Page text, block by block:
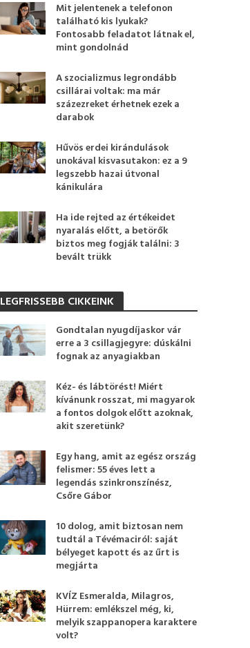
Mit jelentenek a telefonon
található kis lyukak?
Fontosabb feladatot látnak el,
mint gondolnád
A szocializmus legrondább
csillárai voltak: ma már
százezreket érhetnek ezek a
darabok
Hűvös erdei kirándulások
unokával kisvasutakon: ez a 9
legszebb hazai útvonal
kánikulára
Ha ide rejted az értékeidet
nyaralás előtt, a betörők
biztos meg fogják találni: 3
bevált trükk
LEGFRISSEBB CIKKEINK
Gondtalan nyugdíjaskor vár
erre a 3 csillagjegyre: dúskálni
fognak az anyagiakban
Kéz- és lábtörést! Miért
kívánunk rosszat, mi magyarok
a fontos dolgok előtt azoknak,
akit szeretünk?
Egy hang, amit az egész ország
felismer: 55 éves lett a
legendás szinkronszínész,
Csőre Gábor
10 dolog, amit biztosan nem
tudtál a Tévémaciról: saját
bélyeget kapott és az űrt is
megjárta
KVÍZ Esmeralda, Milagros,
Hürrem: emlékszel még, ki,
melyik szappanopera karaktere
volt?